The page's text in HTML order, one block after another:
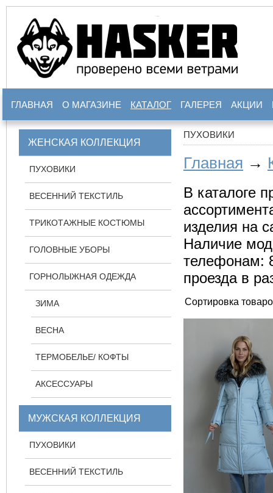
ГЛАВНАЯ О МАГАЗИНЕ КАТАЛОГ ГАЛЕРЕЯ АКЦИИ
ПУХОВИКИ
Главная →
В каталоге
изделия на
Наличие
телефонам:
проезда в
Сортировка
ЖЕНСКАЯ КОЛЛЕКЦИЯ
ПУХОВИКИ
ВЕСЕННИЙ ТЕКСТИЛЬ
ТРИКОТАЖНЫЕ КОСТЮМЫ
ГОЛОВНЫЕ УБОРЫ
ГОРНОЛЫЖНАЯ ОДЕЖДА
ЗИМА
ВЕСНА
ТЕРМОБЕЛЬЕ/ КОФТЫ
АКСЕССУАРЫ
МУЖСКАЯ КОЛЛЕКЦИЯ
ПУХОВИКИ
ВЕСЕННИЙ ТЕКСТИЛЬ